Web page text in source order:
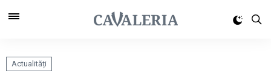
Actualități